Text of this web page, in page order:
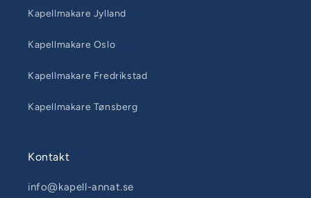
Kapellmakare Jylland
Kapellmakare Oslo
Kapellmakare Fredrikstad
Kapellmakare Tønsberg
Kontakt
info@kapell-annat.se